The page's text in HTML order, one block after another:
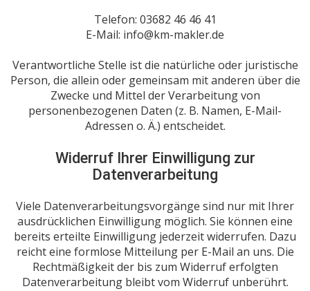
Telefon: 03682 46 46 41
E-Mail: info@km-makler.de
Verantwortliche Stelle ist die natürliche oder juristische
Person, die allein oder gemeinsam mit anderen über die
Zwecke und Mittel der Verarbeitung von
personenbezogenen Daten (z. B. Namen, E-Mail-
Adressen o. Ä.) entscheidet.
Widerruf Ihrer Einwilligung zur
Datenverarbeitung
Viele Datenverarbeitungsvorgänge sind nur mit Ihrer
ausdrücklichen Einwilligung möglich. Sie können eine
bereits erteilte Einwilligung jederzeit widerrufen. Dazu
reicht eine formlose Mitteilung per E-Mail an uns. Die
Rechtmäßigkeit der bis zum Widerruf erfolgten
Datenverarbeitung bleibt vom Widerruf unberührt.